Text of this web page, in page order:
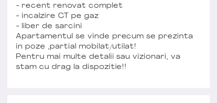
- recent renovat complet
- incalzire CT pe gaz
- liber de sarcini
Apartamentul se vinde precum se prezinta
in poze ,partial mobilat/utilat!
Pentru mai multe detalii sau vizionari, va
stam cu drag la dispozitie!!